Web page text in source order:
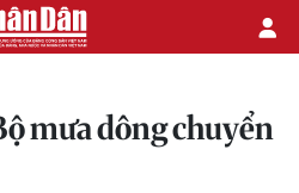
mưa dông chuyển